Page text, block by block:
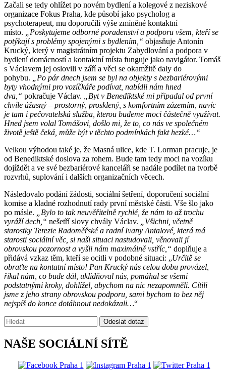
Začali se tedy ohlížet po novém bydlení a kolegové z neziskové
organizace Fokus Praha, kde působí jako psycholog a
psychoterapeut, mu doporučili výše zmíněné kontaktní
místo.
„Poskytujeme odborné poradenství a podporu všem, kteří se
potýkají s problémy spojenými s bydlením,“ objasňuje Antonín
Krucký, který v magistrátním projektu Zabydlování a podpora v
bydlení domácností a kontaktní místa funguje jako navigátor. Tomáš
s Václavem jej oslovili v září a věci se okamžitě daly do
pohybu.
„Po pár dnech jsem se byl na objekty s bezbariérovými
byty vhodnými pro vozíčkáře podívat, nabídli nám hned
dva,“ pokračuje Václav.
„Byt v Benediktské mi připadal od první
chvíle úžasný – prostorný, prosklený, s komfortním zázemím, navíc
je tam i pečovatelská služba, kterou budeme moci částečně využívat.
Hned jsem volal Tomášovi, došlo mi, že to, co nás ve společném
životě ještě čeká, může být v těchto podmínkách fakt hezké…“
Velkou výhodou také je, že Masná ulice, kde T. Lorman pracuje, je
od Benediktské doslova za rohem. Bude tam tedy moci na vozíku
dojíždět a ve své bezbariérové kanceláři se nadále podílet na tvorbě
rozvrhů, suplování i dalších organizačních věcech.
Následovalo podání žádosti, sociální šetření, doporučení sociální
komise a kladné rozhodnutí rady první městské části. Vše šlo jako
po másle.
„Bylo to tak neuvěřitelně rychlé, že nám to až trochu
vyráží dech,“ nešetří slovy chvály Václav.
„Všichni, včetně
starostky Terezie Radoměřské a radní Ivany Antalové, která má
starosti sociální věc, si naši situaci nastudovali, věnovali jí
obrovskou pozornost a vyšli nám maximálně vstříc,“ doplňuje a
přidává vzkaz těm, kteří se ocitli v podobné situaci: „Určitě se
obraťte na kontatní místo! Pan Krucký nás celou dobu provázel,
říkal nám, co bude dál, uklidňoval nás, pomáhal se všemi
podstatnými kroky, dohlížel, abychom na nic nezapomněli. Cítili
jsme z jeho strany obrovskou podporu, sami bychom to bez něj
nejspíš do konce dotáhnout nedokázali…“
Vyhledávání:
Odeslat dotaz
NAŠE SOCIÁLNÍ SÍTĚ